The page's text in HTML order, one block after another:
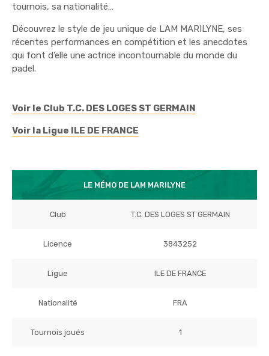
tournois, sa nationalité…
Découvrez le style de jeu unique de LAM MARILYNE, ses
récentes performances en compétition et les anecdotes
qui font d’elle une actrice incontournable du monde du
padel.
Voir le Club T.C. DES LOGES ST GERMAIN
Voir la Ligue ILE DE FRANCE
LE MÉMO DE LAM MARILYNE
Club T.C. DES LOGES ST GERMAIN
Licence 3843252
Ligue ILE DE FRANCE
Nationalité FRA
Tournois joués 1